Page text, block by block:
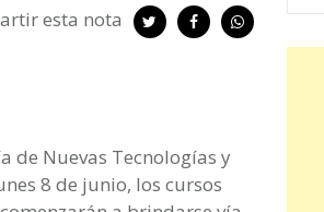
esta nota
de Nuevas Tecnologías y
8 de junio, los cursos